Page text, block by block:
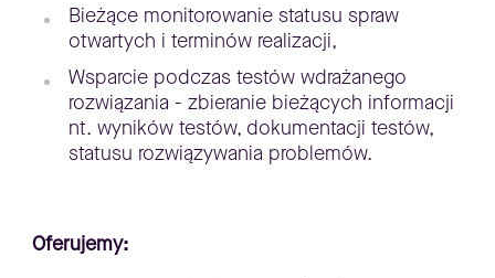
Bieżące monitorowanie statusu spraw
otwartych i terminów realizacji,
Wsparcie podczas testów wdrażanego
rozwiązania - zbieranie bieżących informacji
nt. wyników testów, dokumentacji testów,
statusu rozwiązywania problemów.
Oferujemy: